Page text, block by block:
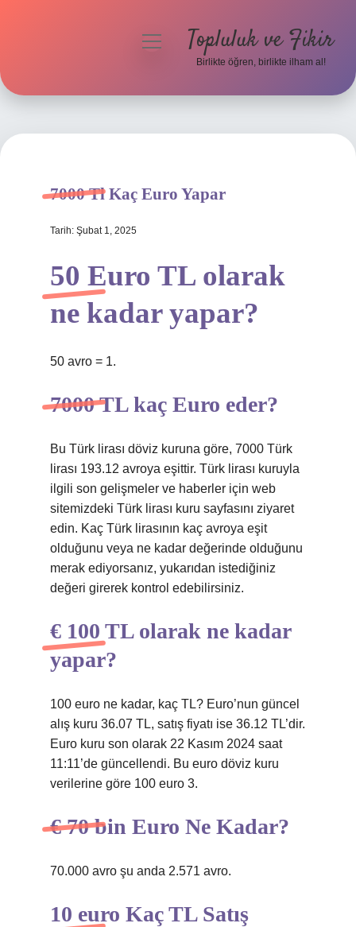
Hakkımızda
menüyüTopluluk ve Fikir
Birlikte öğren, birlikte ilham al!
7000 Tl Kaç Euro Yapar
Tarih: Şubat 1, 2025
50 Euro TL olarak
ne kadar yapar?
50 avro = 1.
7000 TL kaç Euro eder?
Bu Türk lirası döviz kuruna göre, 7000 Türk
lirası 193.12 avroya eşittir. Türk lirası kuruyla
ilgili son gelişmeler ve haberler için web
sitemizdeki Türk lirası kuru sayfasını ziyaret
edin. Kaç Türk lirasının kaç avroya eşit
olduğunu veya ne kadar değerinde olduğunu
merak ediyorsanız, yukarıdan istediğiniz
değeri girerek kontrol edebilirsiniz.
€ 100 TL olarak ne kadar
yapar?
100 euro ne kadar, kaç TL? Euro’nun güncel
alış kuru 36.07 TL, satış fiyatı ise 36.12 TL’dir.
Euro kuru son olarak 22 Kasım 2024 saat
11:11’de güncellendi. Bu euro döviz kuru
verilerine göre 100 euro 3.
€ 70 bin Euro Ne Kadar?
70.000 avro şu anda 2.571 avro.
10 euro Kaç TL Satış